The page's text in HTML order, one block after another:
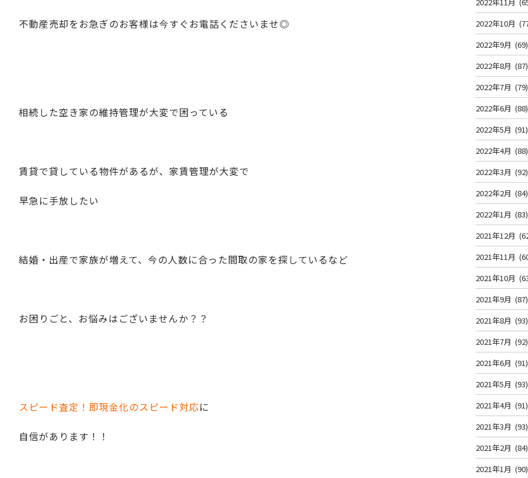
不動産売却をお急ぎのお客様は今すぐお電話くださいませ◎
相続した空き家の維持管理が大変で困っている
賃貸で貸している物件があるが、家賃管理が大変で
早急に手放したい
結婚・出産で家族が増えて、今の人数に合った間取の家を探しているなど
お困りごと、お悩みはございませんか？？
スピード査定！即現金化のスピード対応に
自信があります！！
2022年10月
2022年9月 (69)
2022年8月 (87)
2022年7月 (79)
2022年6月 (88)
2022年5月 (91)
2022年4月 (88)
2022年3月 (92)
2022年2月 (84)
2022年1月 (83)
2021年12月
2021年11月
2021年10月
2021年9月 (87)
2021年8月 (93)
2021年7月 (92)
2021年6月 (91)
2021年5月 (93)
2021年4月 (91)
2021年3月 (93)
2021年2月 (84)
2021年1月 (90)